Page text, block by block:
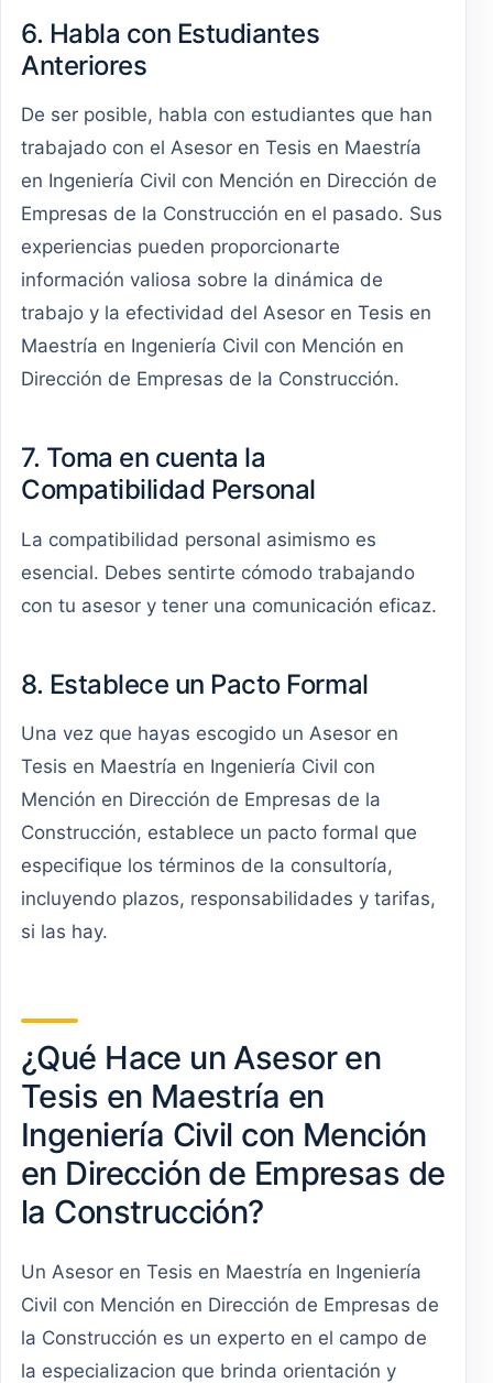
6. Habla con Estudiantes
Anteriores
De ser posible, habla con estudiantes que han
trabajado con el Asesor en Tesis en Maestría
en Ingeniería Civil con Mención en Dirección de
Empresas de la Construcción en el pasado. Sus
experiencias pueden proporcionarte
información valiosa sobre la dinámica de
trabajo y la efectividad del Asesor en Tesis en
Maestría en Ingeniería Civil con Mención en
Dirección de Empresas de la Construcción.
7. Toma en cuenta la
Compatibilidad Personal
La compatibilidad personal asimismo es
esencial. Debes sentirte cómodo trabajando
con tu asesor y tener una comunicación eficaz.
8. Establece un Pacto Formal
Una vez que hayas escogido un Asesor en
Tesis en Maestría en Ingeniería Civil con
Mención en Dirección de Empresas de la
Construcción, establece un pacto formal que
especifique los términos de la consultoría,
incluyendo plazos, responsabilidades y tarifas,
si las hay.
¿Qué Hace un Asesor en
Tesis en Maestría en
Ingeniería Civil con Mención
en Dirección de Empresas de
la Construcción?
Un Asesor en Tesis en Maestría en Ingeniería
Civil con Mención en Dirección de Empresas de
la Construcción es un experto en el campo de
la especializacion que brinda orientación y